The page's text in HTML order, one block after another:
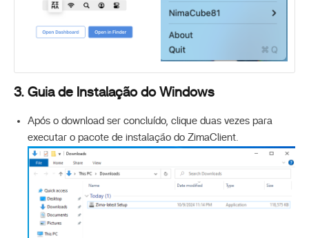
3. Guia de Instalação do Windows
Após o download ser concluído, clique duas vezes para
executar o pacote de instalação do ZimaClient.